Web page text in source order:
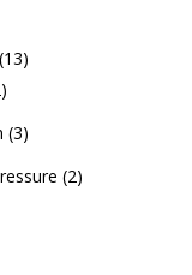
(13)
(3)
(2)